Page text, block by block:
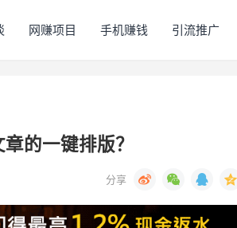
网赚项目 手机赚钱 引流推广
的一键排版？